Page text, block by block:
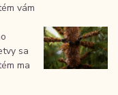
vám
sa
ma